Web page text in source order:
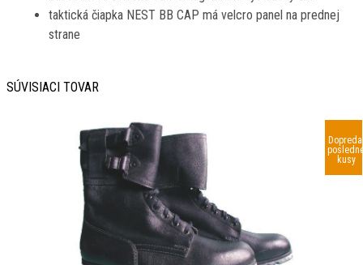
taktická čiapka NEST BB CAP má velcro panel na prednej
strane
SÚVISIACI TOVAR
kusy